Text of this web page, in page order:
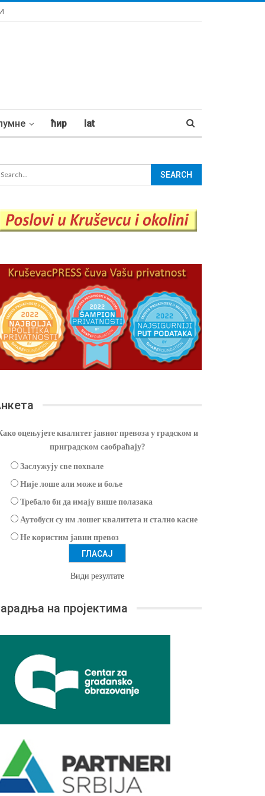
ћир lat
оцењујете квалитет јавног превоза у градском и
приградском саобраћају?
Заслужују све похвале
Није лоше али може и боље
Требало би да имају више полазака
Аутобуси су им лошег квалитета и стално касне
Не користим јавни превоз
Види резултате
на пројектима